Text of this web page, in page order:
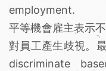
employment.
平等機會雇主表示
對員工產生歧視。
discriminate